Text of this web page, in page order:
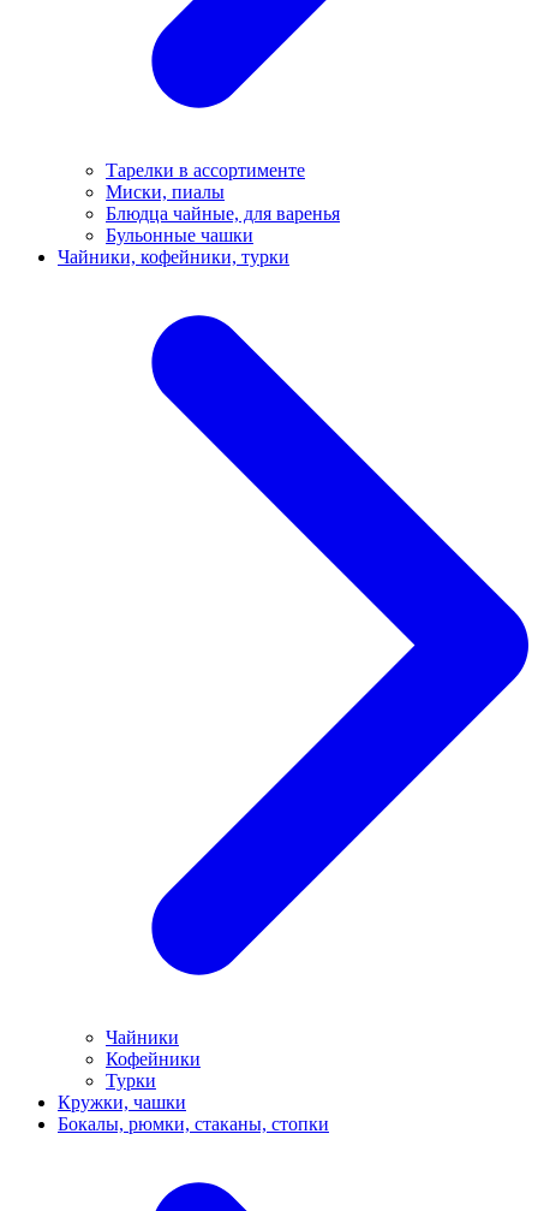
Тарелки в ассортименте
Миски, пиалы
Блюдца чайные, для варенья
Бульонные чашки
Чайники, кофейники, турки
Чайники
Кофейники
Турки
Кружки, чашки
Бокалы, рюмки, стаканы, стопки